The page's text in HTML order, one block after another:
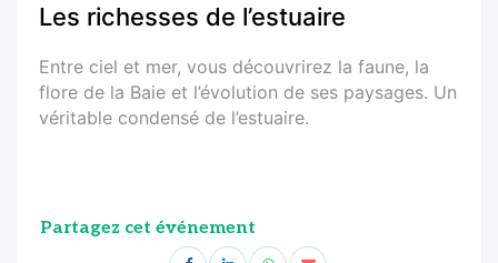
Les richesses de l’estuaire
Entre ciel et mer, vous découvrirez la faune, la
flore de la Baie et l’évolution de ses paysages. Un
véritable condensé de l’estuaire.
Partagez cet événement